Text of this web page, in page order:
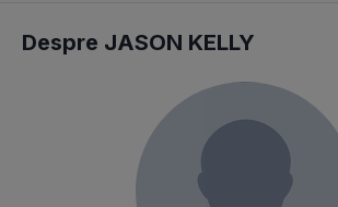
Despre JASON KELLY